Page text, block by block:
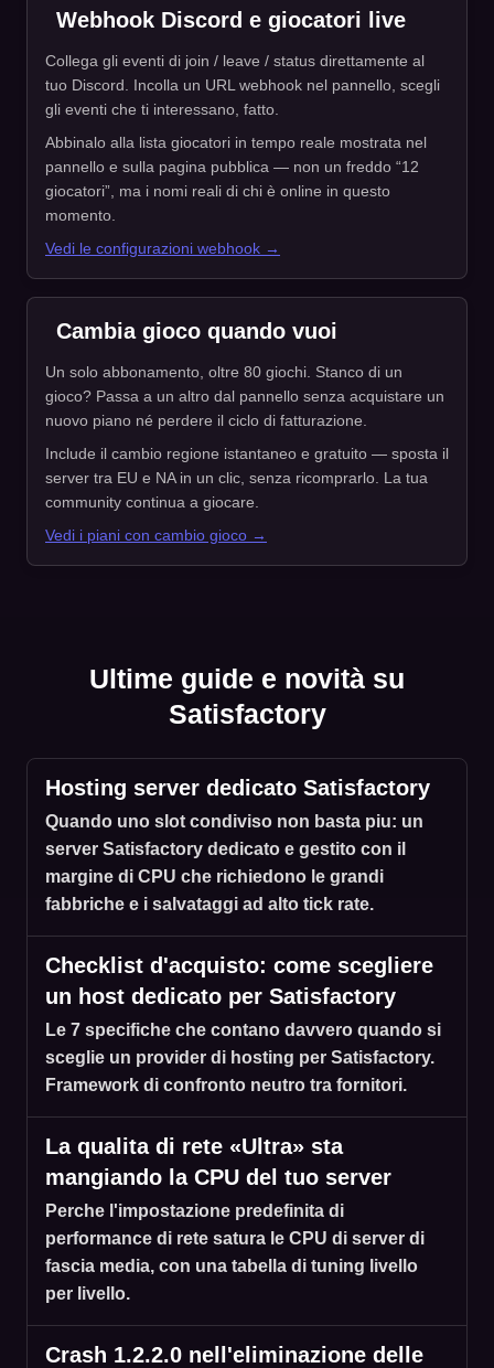
Webhook Discord e giocatori live
Collega gli eventi di join / leave / status direttamente al
tuo Discord. Incolla un URL webhook nel pannello, scegli
gli eventi che ti interessano, fatto.
Abbinalo alla lista giocatori in tempo reale mostrata nel
pannello e sulla pagina pubblica — non un freddo “12
giocatori”, ma i nomi reali di chi è online in questo
momento.
Vedi le configurazioni webhook →
Cambia gioco quando vuoi
Un solo abbonamento, oltre 80 giochi. Stanco di un
gioco? Passa a un altro dal pannello senza acquistare un
nuovo piano né perdere il ciclo di fatturazione.
Include il cambio regione istantaneo e gratuito — sposta il
server tra EU e NA in un clic, senza ricomprarlo. La tua
community continua a giocare.
Vedi i piani con cambio gioco →
Ultime guide e novità su
Satisfactory
Hosting server dedicato Satisfactory
Quando uno slot condiviso non basta piu: un
server Satisfactory dedicato e gestito con il
margine di CPU che richiedono le grandi
fabbriche e i salvataggi ad alto tick rate.
Checklist d'acquisto: come scegliere
un host dedicato per Satisfactory
Le 7 specifiche che contano davvero quando si
sceglie un provider di hosting per Satisfactory.
Framework di confronto neutro tra fornitori.
La qualita di rete «Ultra» sta
mangiando la CPU del tuo server
Perche l'impostazione predefinita di
performance di rete satura le CPU di server di
fascia media, con una tabella di tuning livello
per livello.
Crash 1.2.2.0 nell'eliminazione delle